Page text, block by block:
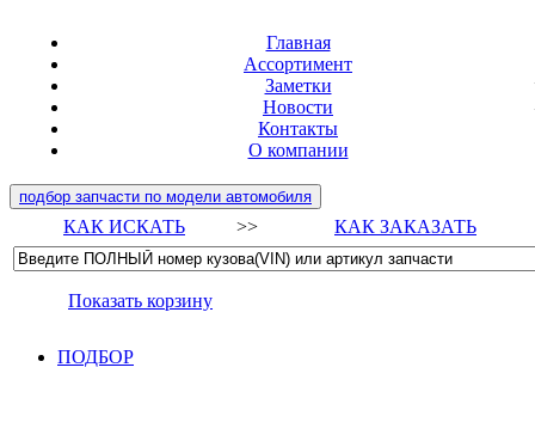
Главная
Ассортимент
Заметки
Новости
Контакты
О компании
подбор запчасти по модели автомобиля
КАК ИСКАТЬ >> КАК ЗАКАЗАТЬ
Показать корзину
ПОДБОР